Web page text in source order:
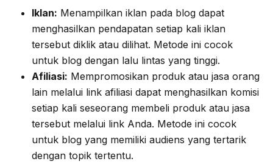
Iklan: Menampilkan iklan pada blog dapat
menghasilkan pendapatan setiap kali iklan
tersebut diklik atau dilihat. Metode ini cocok
untuk blog dengan lalu lintas yang tinggi.
Afiliasi: Mempromosikan produk atau jasa orang
lain melalui link afiliasi dapat menghasilkan komisi
setiap kali seseorang membeli produk atau jasa
tersebut melalui link Anda. Metode ini cocok
untuk blog yang memiliki audiens yang tertarik
dengan topik tertentu.